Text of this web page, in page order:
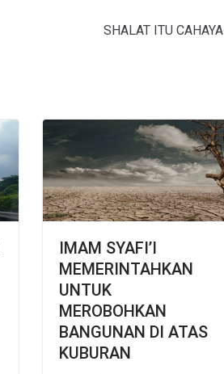
SHALAT ITU CAHAYA
IMAM SYAFI’I
MEMERINTAHKAN
UNTUK
MEROBOHKAN
BANGUNAN DI ATAS
KUBURAN